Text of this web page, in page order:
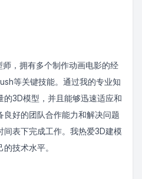
，拥有多个制作动画电影的经
等关键技能。通过我的专业知
3D模型，并且能够迅速适应和
好的团队合作能力和解决问题
间表下完成工作。我热爱3D建模
技术水平。